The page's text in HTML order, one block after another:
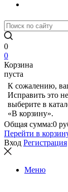
0
0
Корзина
пуста
К сожалению,
Исправить это
выберите в
«В корзину».
Общая сумма:0
Перейти в
Вход Регистрация
Меню